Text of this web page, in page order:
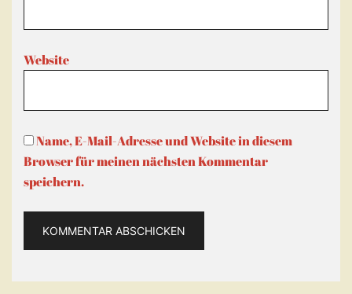
Website
Name, E-Mail-Adresse und Website in diesem
Browser für meinen nächsten Kommentar
speichern.